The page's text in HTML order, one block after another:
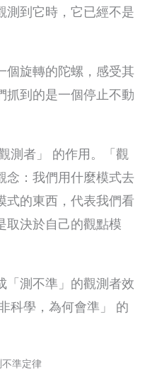
測到它時，它已經不是
個旋轉的陀螺，感受其
抓到的是一個停止不動
測者」 的作用。「觀
念：我們用什麼模式去
式的東西，代表我們看
取決於自己的觀點模
「測不準」的觀測者效
科學，為何會準」 的
不準定律